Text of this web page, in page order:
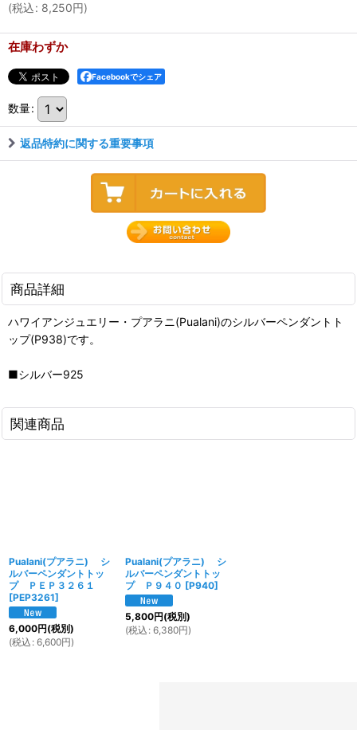
(税込: 8,250円)
在庫わずか
Facebookでシェア
数量:
返品特約に関する重要事項
商品詳細
ハワイアンジュエリー・プアラニ(Pualani)のシルバーペンダントト
ップ(P938)です。
■シルバー925
関連商品
Pualani(プアラニ) シ
ルバーペンダントトッ
プ ＰＥＰ３２６１
[PEP3261]
6,000円(税別)
(税込 : 6,600円)
Pualani(プアラニ) シ
ルバーペンダントトッ
プ Ｐ９４０ [P940]
5,800円(税別)
(税込 : 6,380円)